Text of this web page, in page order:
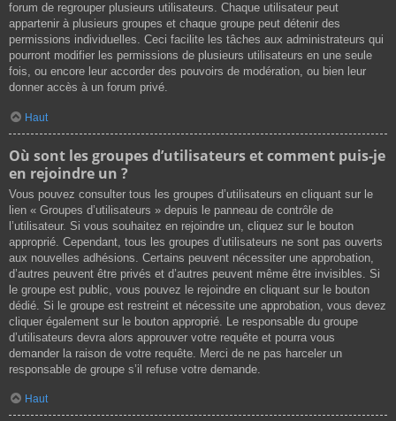
forum de regrouper plusieurs utilisateurs. Chaque utilisateur peut
appartenir à plusieurs groupes et chaque groupe peut détenir des
permissions individuelles. Ceci facilite les tâches aux administrateurs qui
pourront modifier les permissions de plusieurs utilisateurs en une seule
fois, ou encore leur accorder des pouvoirs de modération, ou bien leur
donner accès à un forum privé.
Haut
Où sont les groupes d’utilisateurs et comment puis-je
en rejoindre un ?
Vous pouvez consulter tous les groupes d’utilisateurs en cliquant sur le
lien « Groupes d’utilisateurs » depuis le panneau de contrôle de
l’utilisateur. Si vous souhaitez en rejoindre un, cliquez sur le bouton
approprié. Cependant, tous les groupes d’utilisateurs ne sont pas ouverts
aux nouvelles adhésions. Certains peuvent nécessiter une approbation,
d’autres peuvent être privés et d’autres peuvent même être invisibles. Si
le groupe est public, vous pouvez le rejoindre en cliquant sur le bouton
dédié. Si le groupe est restreint et nécessite une approbation, vous devez
cliquer également sur le bouton approprié. Le responsable du groupe
d’utilisateurs devra alors approuver votre requête et pourra vous
demander la raison de votre requête. Merci de ne pas harceler un
responsable de groupe s’il refuse votre demande.
Haut